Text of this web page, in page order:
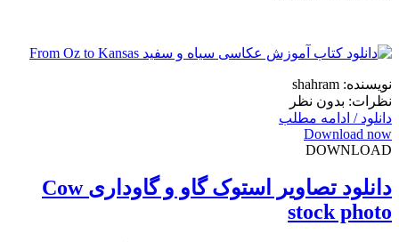
نویسنده: shahram
نظرات: بدون نظر
دانلود / ادامه مطلب
Download now
DOWNLOAD
دانلود تصاویر استوک گاو و گاوداری Cow
stock photo